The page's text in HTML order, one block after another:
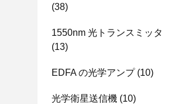
(38)
1550nm 光トランスミッタ
(13)
EDFA の光学アンプ(10)
光学衛星送信機 (10)